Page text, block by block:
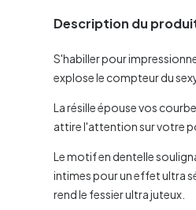
Description du
S'habiller pour
explose le compteur du
La résille épouse vos
attire l'attention sur votre
Le motif en dentelle
intimes pour un effet ultra
rend le fessier ultra juteux.